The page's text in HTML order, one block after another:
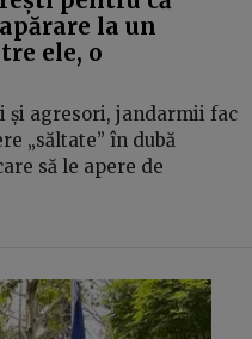
la un
ele, o
și agresori, jandarmii fac
„săltate” în dubă
să le apere de